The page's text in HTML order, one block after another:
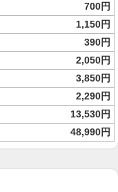
700円
1,150円
390円
2,050円
3,850円
2,290円
13,530円
48,990円